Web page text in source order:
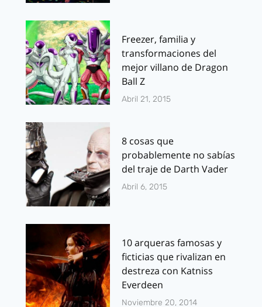
Freezer, familia y
transformaciones del
mejor villano de Dragon
Ball Z
Abril 21, 2015
8 cosas que
probablemente no sabías
del traje de Darth Vader
Abril 6, 2015
10 arqueras famosas y
ficticias que rivalizan en
destreza con Katniss
Everdeen
Noviembre 20, 2014